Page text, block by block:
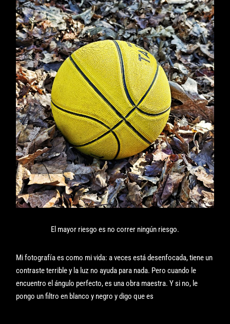
El mayor riesgo es no correr ningún riesgo.
Mi fotografía es como mi vida: a veces está desenfocada, tiene un
contraste terrible y la luz no ayuda para nada. Pero cuando le
encuentro el ángulo perfecto, es una obra maestra. Y si no, le
pongo un filtro en blanco y negro y digo que es